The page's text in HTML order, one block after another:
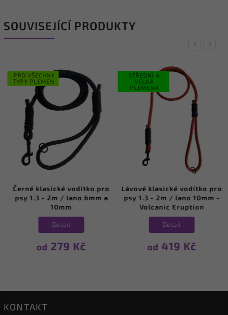
SOUVISEJÍCÍ PRODUKTY
Previous
PRO VŠECHNY
TYPY PLEMEN
Černé klasické vodítko pro
psy 1.3 - 2m / lano 6mm a
10mm
od279 Kč
Detail
STŘEDNÍ A
VELKÁ
PLEMENA
Lávové klasické vodítko pro
psy 1.3 - 2m / lano 10mm -
Volcanic Eruption
od419 Kč
Detail
Next
KONTAKT